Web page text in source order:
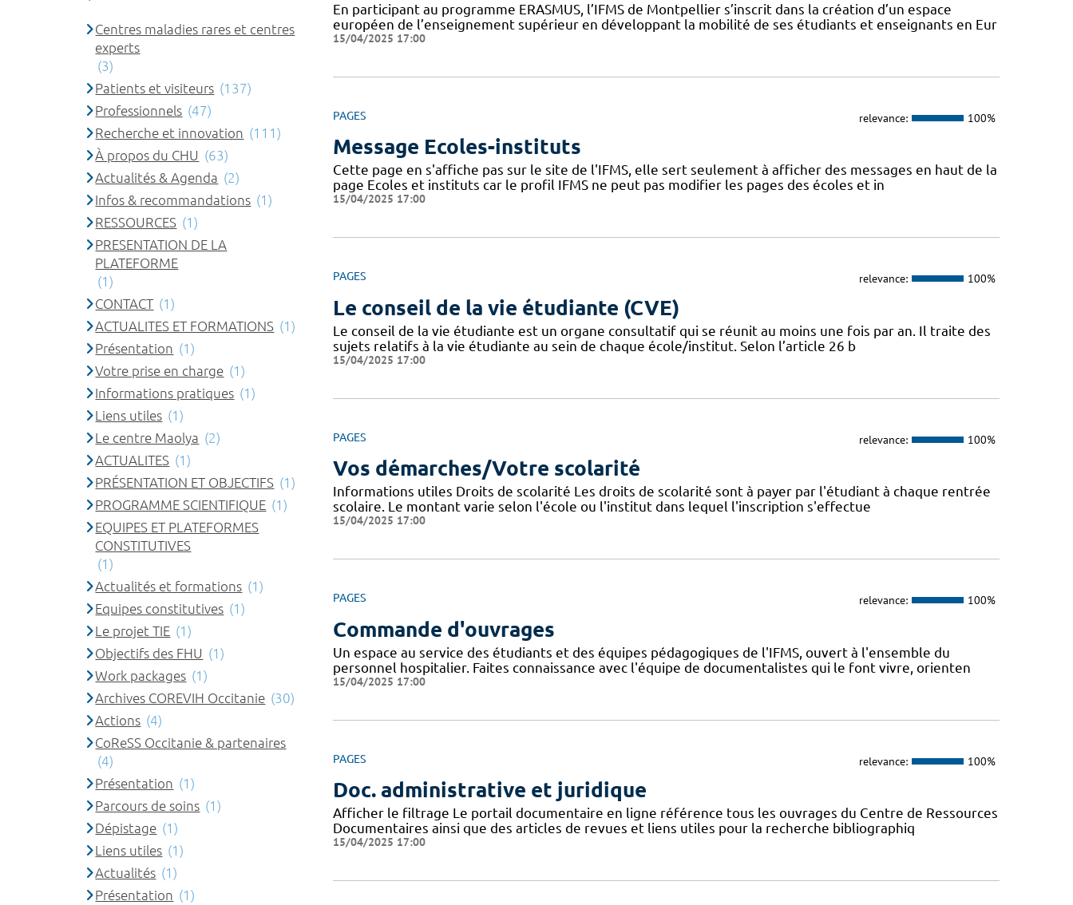
En participant au programme ERASMUS, l’IFMS de Montpellier s’inscrit dans la création d’un espace
européen de l’enseignement supérieur en développant la mobilité de ses étudiants et enseignants en Eur
15/04/2025 17:00
PAGES relevance: 100%
Message Ecoles-instituts
Cette page en s'affiche pas sur le site de l'IFMS, elle sert seulement à afficher des messages en haut de la
page Ecoles et instituts car le profil IFMS ne peut pas modifier les pages des écoles et in
15/04/2025 17:00
PAGES relevance: 100%
Le conseil de la vie étudiante (CVE)
Le conseil de la vie étudiante est un organe consultatif qui se réunit au moins une fois par an. Il traite des
sujets relatifs à la vie étudiante au sein de chaque école/institut. Selon l’article 26 b
15/04/2025 17:00
PAGES relevance: 100%
Vos démarches/Votre scolarité
Informations utiles Droits de scolarité Les droits de scolarité sont à payer par l'étudiant à chaque rentrée
scolaire. Le montant varie selon l'école ou l'institut dans lequel l'inscription s'effectue
15/04/2025 17:00
PAGES relevance: 100%
Commande d'ouvrages
Un espace au service des étudiants et des équipes pédagogiques de l'IFMS, ouvert à l'ensemble du
personnel hospitalier. Faites connaissance avec l'équipe de documentalistes qui le font vivre, orienten
15/04/2025 17:00
PAGES relevance: 100%
Doc. administrative et juridique
Afficher le filtrage Le portail documentaire en ligne référence tous les ouvrages du Centre de Ressources
Documentaires ainsi que des articles de revues et liens utiles pour la recherche bibliographiq
15/04/2025 17:00
Centres maladies rares et centres
experts
(3)
Patients et visiteurs (137)
Professionnels (47)
Recherche et innovation (111)
À propos du CHU (63)
Actualités & Agenda (2)
Infos & recommandations (1)
RESSOURCES (1)
PRESENTATION DE LA
PLATEFORME
(1)
CONTACT (1)
ACTUALITES ET FORMATIONS (1)
Présentation (1)
Votre prise en charge (1)
Informations pratiques (1)
Liens utiles (1)
Le centre Maolya (2)
ACTUALITES (1)
PRÉSENTATION ET OBJECTIFS (1)
PROGRAMME SCIENTIFIQUE (1)
EQUIPES ET PLATEFORMES
CONSTITUTIVES
(1)
Actualités et formations (1)
Equipes constitutives (1)
Le projet TIE (1)
Objectifs des FHU (1)
Work packages (1)
Archives COREVIH Occitanie (30)
Actions (4)
CoReSS Occitanie & partenaires
(4)
Présentation (1)
Parcours de soins (1)
Dépistage (1)
Liens utiles (1)
Actualités (1)
Présentation (1)